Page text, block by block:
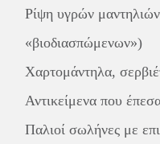
Ρίψη υγρών
«βιοδιασπώμενων»)
Χαρτομάντηλα,
Αντικείμενα που
Παλιοί σωλήνες με